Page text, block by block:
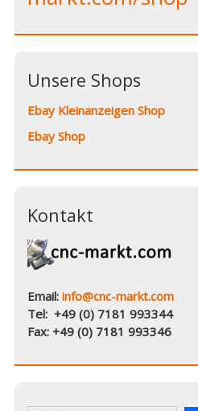
Unsere Shops
Ebay Kleinanzeigen Shop
Ebay Shop
Kontakt
Email:info@cnc-markt.com
Tel: +49 (0) 7181 993344
Fax: +49 (0) 7181 993346